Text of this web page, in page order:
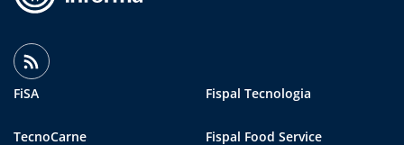
FiSA Fispal Tecnologia
TecnoCarne Fispal Food Service